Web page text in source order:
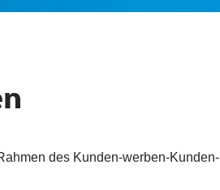
des Kunden-werben-Kunden-